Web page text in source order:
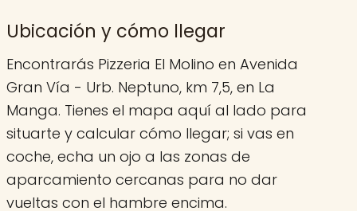
Ubicación y cómo llegar
Encontrarás Pizzeria El Molino en Avenida
Gran Vía - Urb. Neptuno, km 7,5, en La
Manga. Tienes el mapa aquí al lado para
situarte y calcular cómo llegar; si vas en
coche, echa un ojo a las zonas de
aparcamiento cercanas para no dar
vueltas con el hambre encima.